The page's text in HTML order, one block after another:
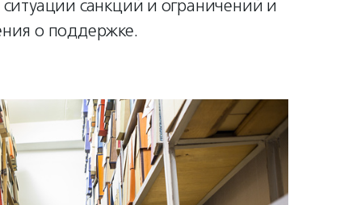
санкций и ограничений и
о поддержке.